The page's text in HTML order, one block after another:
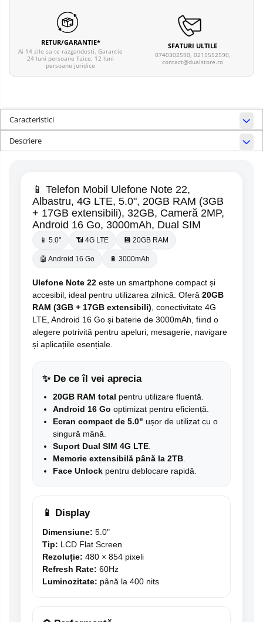
RETUR/GARANTIE*
Ai 14 zile sa te razgandesti. Garantie
24 luni persoane fizice, 12 luni
persoane juridice
SFATURI ULTILE
0740302590, 0215552590,
contact@dualstore.ro
Caracteristici
Descriere
📱 Telefon Mobil Ulefone Note 22,
Albastru, 4G LTE, 5.0", 20GB RAM (3GB
+ 17GB extensibili), 32GB, Cameră 2MP,
Android 16 Go, 3000mAh, Dual SIM
📱 5.0" 📶 4G LTE 💾 20GB RAM
🤖 Android 16 Go 🔋 3000mAh
Ulefone Note 22 este un smartphone compact și
accesibil, ideal pentru utilizarea zilnică. Oferă 20GB
RAM (3GB + 17GB extensibili) , conectivitate 4G
LTE, Android 16 Go și baterie de 3000mAh, fiind o
alegere potrivită pentru apeluri, mesagerie, navigare
și aplicațiile esențiale.
✨ De ce îl vei aprecia
20GB RAM total pentru utilizare fluentă.
Android 16 Go optimizat pentru eficiență.
Ecran compact de 5.0" ușor de utilizat cu o
singură mână.
Suport Dual SIM 4G LTE
Memorie extensibilă până la 2TB
Face Unlock pentru deblocare rapidă.
📱 Display
Dimensiune: 5.0"
Tip: LCD Flat Screen
Rezoluție: 480 × 854 pixeli
Refresh Rate: 60Hz
Luminozitate: până la 400 nits